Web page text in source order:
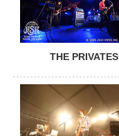
THE PRIVATES